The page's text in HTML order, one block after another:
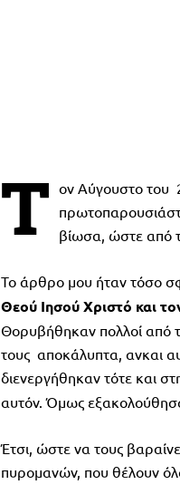
Τ ον Αύγουστο του
βίωσα, ώστε από
Το άρθρο μου ήταν τόσο
Θεού Ιησού Χριστό και
Θορυβήθηκαν πολλοί από
τους αποκάλυπτα, ανκαι
διενεργήθηκαν τότε και
αυτόν. Όμως
Έτσι, ώστε να τους
πυρομανών, που θέλουν